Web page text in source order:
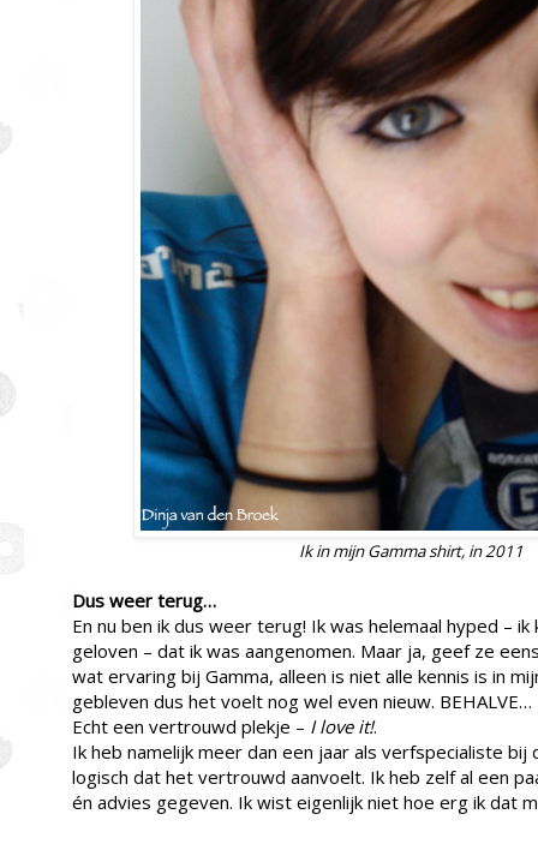
Ik in mijn Gamma shirt, in 2011
Dus weer terug…
En nu ben ik dus weer terug! Ik was helemaal hyped –
geloven – dat ik was aangenomen. Maar ja, geef ze
wat ervaring bij Gamma, alleen is niet alle kennis is in
gebleven dus het voelt nog wel even nieuw.
Echt een vertrouwd plekje – I love it!.
Ik heb namelijk meer dan een jaar als verfspecialiste bij
logisch dat het vertrouwd aanvoelt. Ik heb zelf al een
én advies gegeven. Ik wist eigenlijk niet hoe erg ik dat